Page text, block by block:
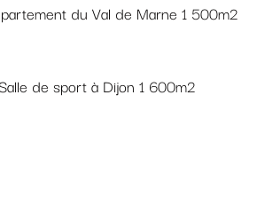
du Val de Marne 1 500m2
de sport à Dijon 1 600m2